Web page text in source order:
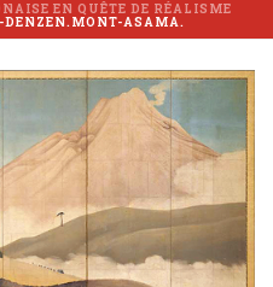
EN QUÊTE DE RÉALISME
DENZEN.MONT-ASAMA.